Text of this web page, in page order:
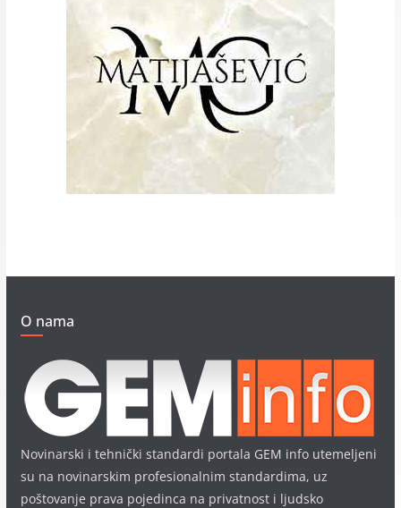
O nama
Novinarski i tehnički standardi portala GEM info utemeljeni
su na novinarskim profesionalnim standardima, uz
poštovanje prava pojedinca na privatnost i ljudsko